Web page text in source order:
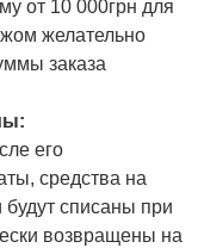
от 10 000грн для
желательно
заказа
его
средства на
списаны при
возвращены на